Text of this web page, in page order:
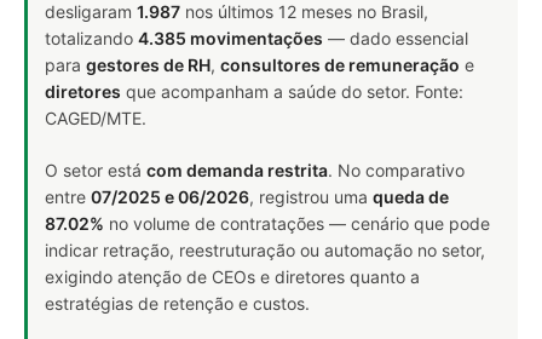
desligaram 1.987 nos últimos 12 meses no Brasil,
totalizando 4.385 movimentações — dado essencial
para gestores de RH, consultores de remuneração e
diretores que acompanham a saúde do setor. Fonte:
CAGED/MTE.
O setor está com demanda restrita. No comparativo
entre 07/2025 e 06/2026, registrou uma queda de
87.02% no volume de contratações — cenário que pode
indicar retração, reestruturação ou automação no setor,
exigindo atenção de CEOs e diretores quanto a
estratégias de retenção e custos.